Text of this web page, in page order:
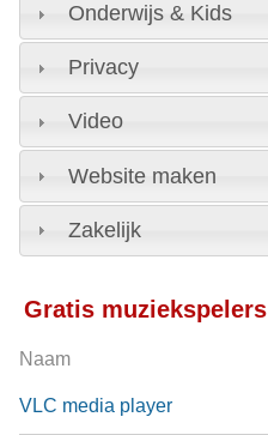
Onderwijs & Kids
Privacy
Video
Website maken
Zakelijk
Gratis muziekspelers
Naam
VLC media player